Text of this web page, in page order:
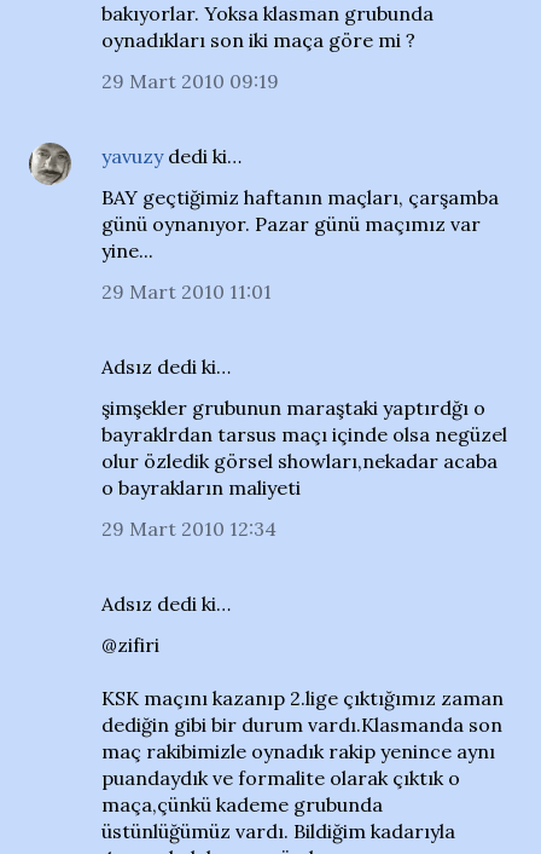
bakıyorlar. Yoksa klasman grubunda
oynadıkları son iki maça göre mi ?
29 Mart 2010 09:19
yavuzydedi ki…
BAY geçtiğimiz haftanın maçları, çarşamba
günü oynanıyor. Pazar günü maçımız var
yine...
29 Mart 2010 11:01
Adsız dedi ki…
şimşekler grubunun maraştaki yaptırdğı o
bayraklrdan tarsus maçı içinde olsa negüzel
olur özledik görsel showları,nekadar acaba
o bayrakların maliyeti
29 Mart 2010 12:34
Adsız dedi ki…
@zifiri
KSK maçını kazanıp 2.lige çıktığımız zaman
dediğin gibi bir durum vardı.Klasmanda son
maç rakibimizle oynadık rakip yenince aynı
puandaydık ve formalite olarak çıktık o
maça,çünkü kademe grubunda
üstünlüğümüz vardı. Bildiğim kadarıyla